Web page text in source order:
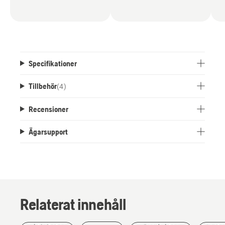
Specifikationer
Tillbehör(4)
Recensioner
Ägarsupport
Relaterat innehåll